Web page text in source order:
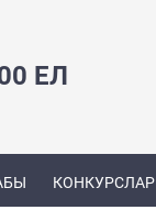
ЕЛ
КОНКУРСЛАР